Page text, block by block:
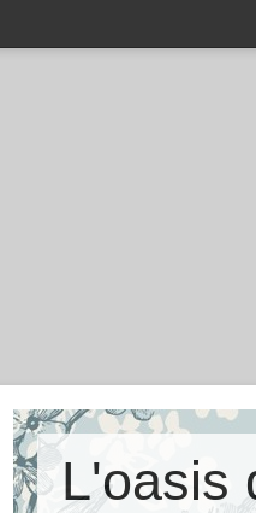
L'oasis